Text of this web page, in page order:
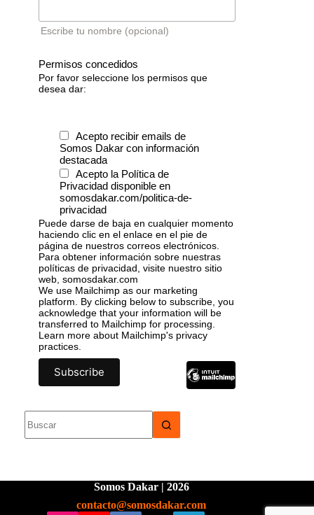
Escribe tu nombre (opcional)
Permisos concedidos
Por favor seleccione los permisos que
desea dar:
Acepto recibir emails de
Somos Dakar con información
destacada
Acepto la Política de
Privacidad disponible en
somosdakar.com/politica-de-
privacidad
Puede darse de baja en cualquier momento
haciendo clic en el enlace en el pie de
página de nuestros correos electrónicos.
Para obtener información sobre nuestras
políticas de privacidad, visite nuestro sitio
web, somosdakar.com
We use Mailchimp as our marketing
platform. By clicking below to subscribe, you
acknowledge that your information will be
transferred to Mailchimp for processing.
Learn more about Mailchimp's privacy
practices.
Somos Dakar | 2026
contacto@somosdakar.com